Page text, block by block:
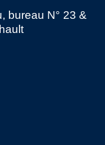
bureau N° 23 &